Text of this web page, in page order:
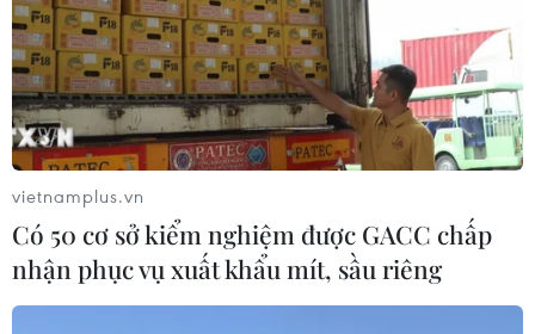
vietnamplus.vn
Có 50 cơ sở kiểm nghiệm được GACC chấp
nhận phục vụ xuất khẩu mít, sầu riêng